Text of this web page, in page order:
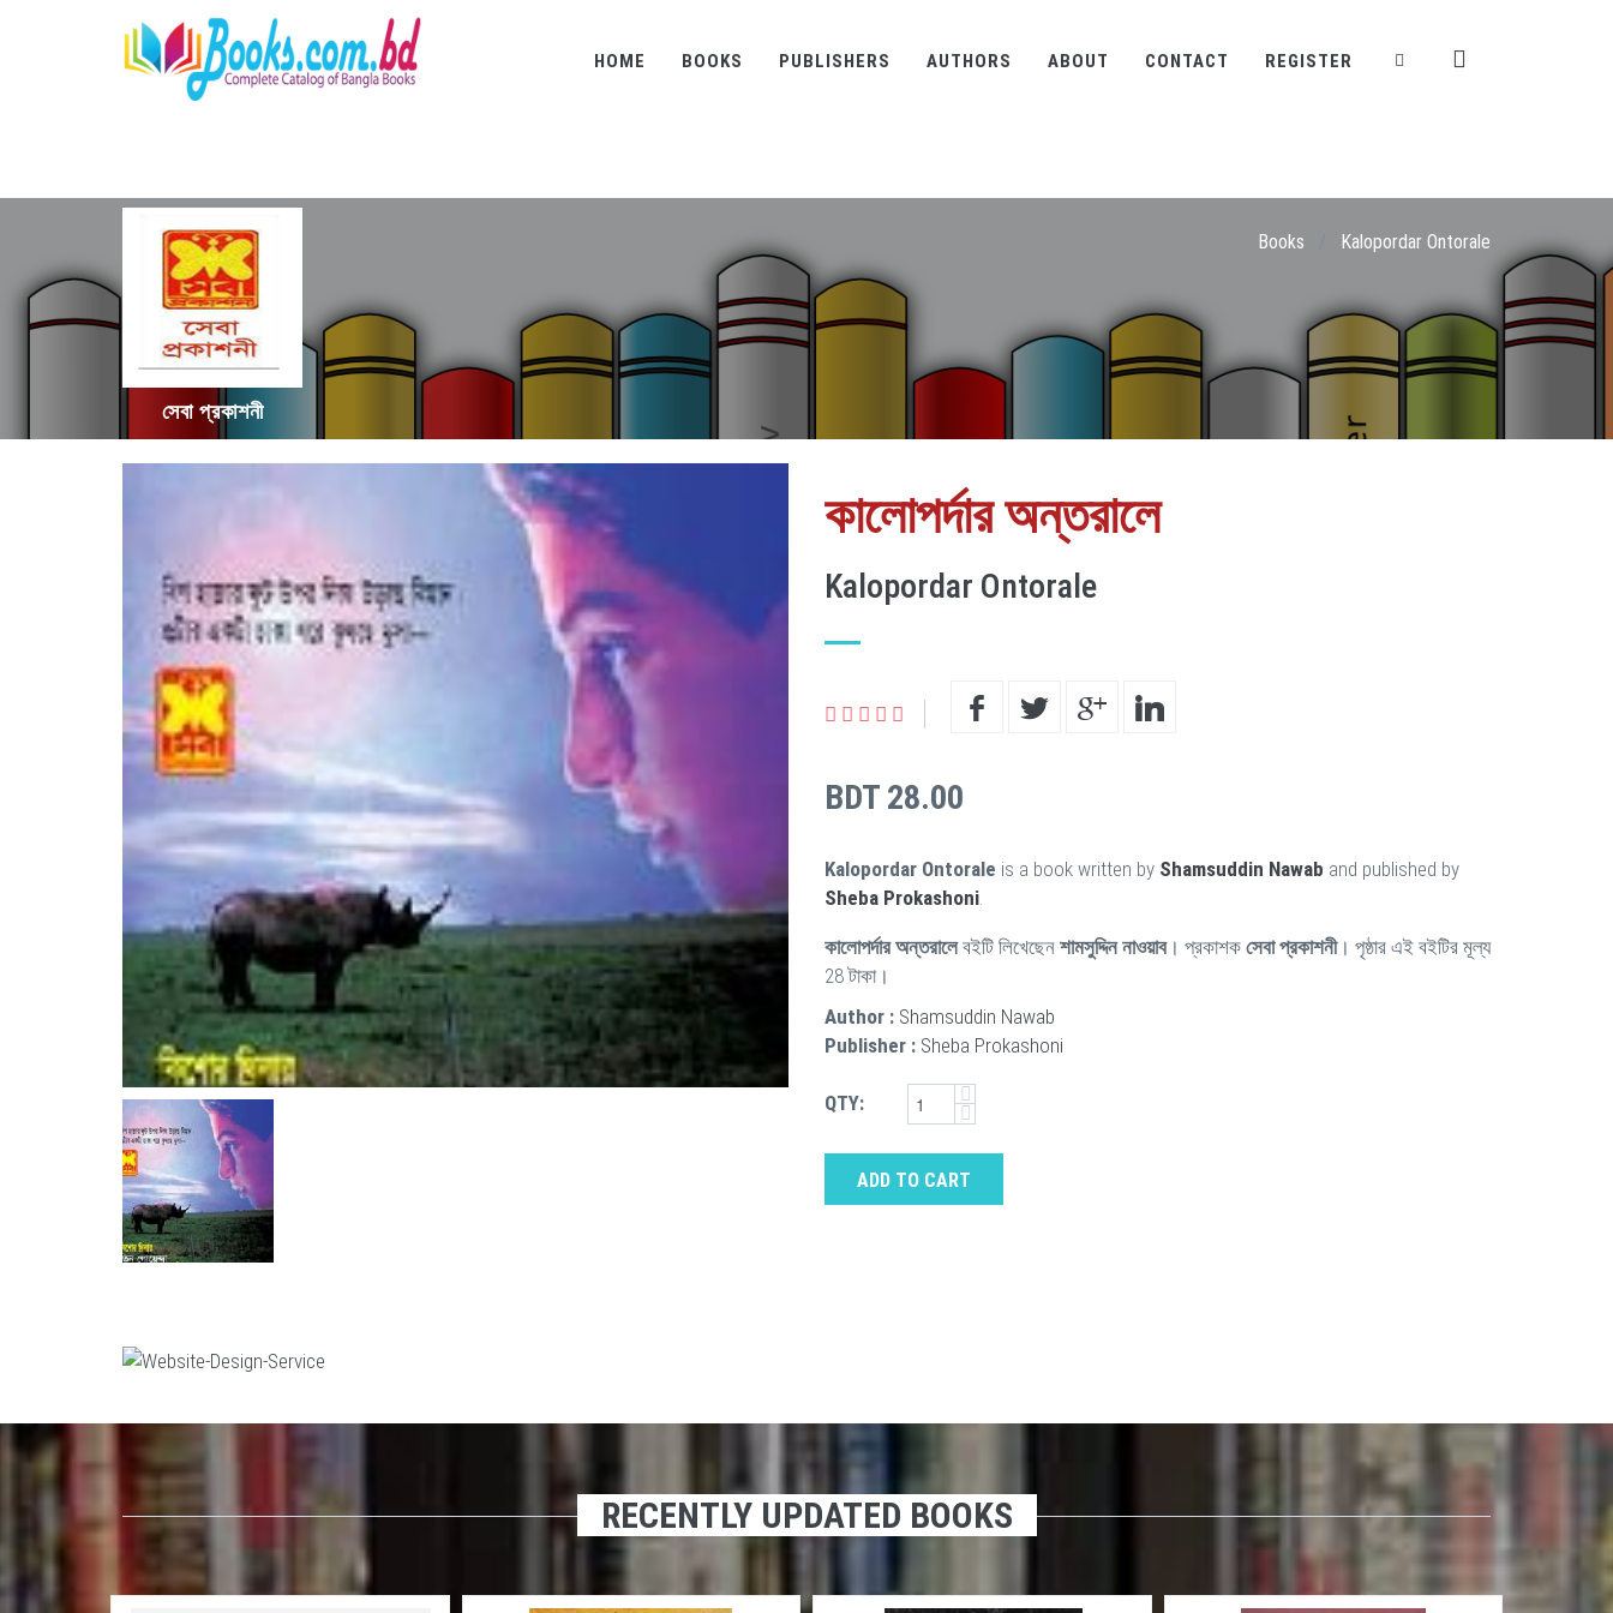
HOME BOOKS PUBLISHERS AUTHORS ABOUT CONTACT REGISTER
সেবা প্রকাশনী
Books Kalopordar Ontorale
কালোপর্দার অন্তরালে
Kalopordar Ontorale
BDT 28.00
Kalopordar Ontorale is a book written by Shamsuddin Nawab and published by
Sheba Prokashoni.
কালোপর্দার অন্তরালেবইটি লিখেছেন শামসুদ্দিন নাওয়াব। প্রকাশক সেবা প্রকাশনী। পৃষ্ঠার এই বইটির মূল্য
28 টাকা।
Author : Shamsuddin Nawab
Publisher : Sheba Prokashoni
QTY:
ADD TO CART
RECENTLY UPDATED BOOKS